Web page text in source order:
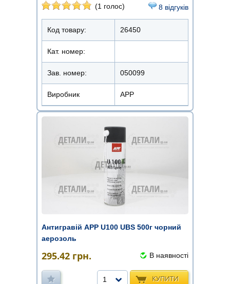
(1 голос) 8 відгуків
Код товару: 26450
Кат. номер:
Зав. номер: 050099
Виробник APP
Антигравій APP U100 UBS 500г чорний
аерозоль
295.42 грн. В наявності
КУПИТИ
1